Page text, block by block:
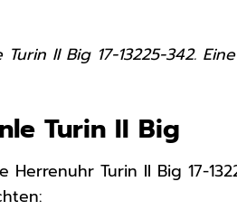
II Big 17-13225-342.
Turin II Big
Turin II Big 17-